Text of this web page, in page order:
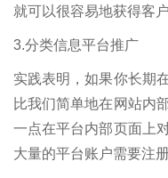
就可以很容易地获得客户
3.分类信息平台推广
实践表明，如果你长期
比我们简单地在网站内
一点在平台内部页面上
大量的平台账户需要注册